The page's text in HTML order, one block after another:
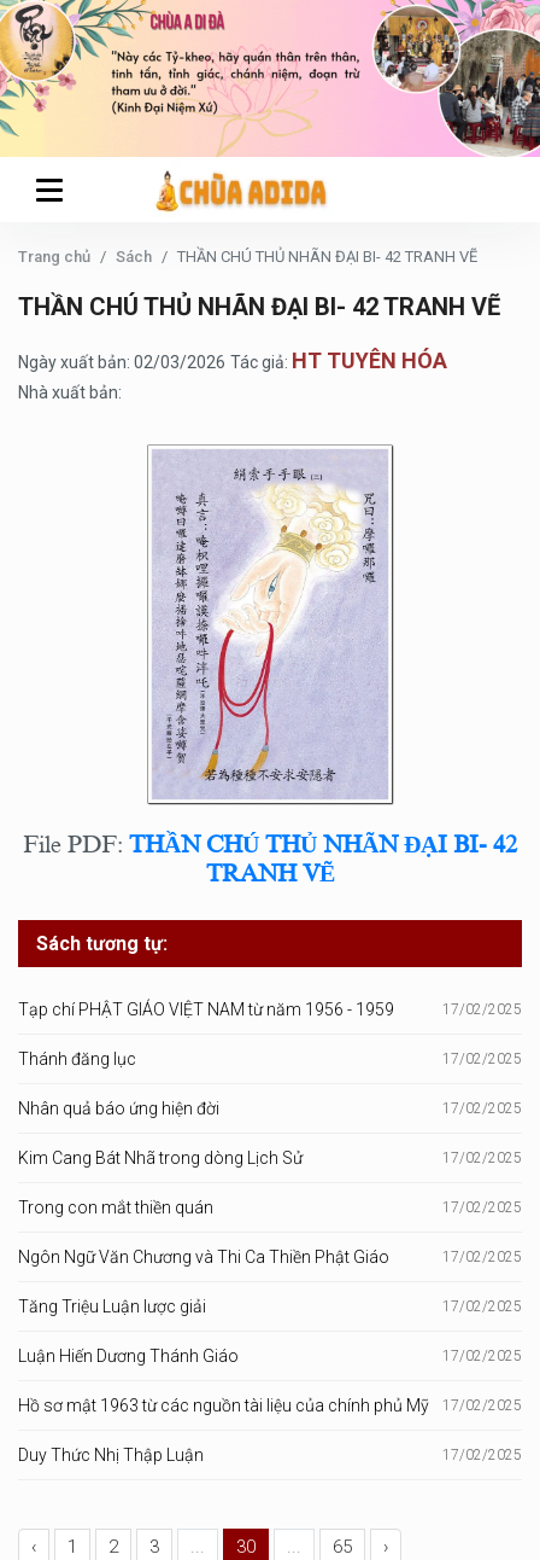
Trang chủ Sách THẦN CHÚ THỦ NHÃN ĐẠI BI- 42 TRANH VẼ
THẦN CHÚ THỦ NHÃN ĐẠI BI- 42 TRANH VẼ
Ngày xuất bản: 02/03/2026 Tác giả: HT TUYÊN HÓA
Nhà xuất bản:
File PDF: THẦN CHÚ THỦ NHÃN ĐẠI BI- 42
TRANH VẼ
Sách tương tự:
Tạp chí PHẬT GIÁO VIỆT NAM từ năm 1956 - 1959 17/02/2025
Thánh đăng lục 17/02/2025
Nhân quả báo ứng hiện đời 17/02/2025
Kim Cang Bát Nhã trong dòng Lịch Sử 17/02/2025
Trong con mắt thiền quán 17/02/2025
Ngôn Ngữ Văn Chương và Thi Ca Thiền Phật Giáo 17/02/2025
Tăng Triệu Luận lược giải 17/02/2025
Luận Hiến Dương Thánh Giáo 17/02/2025
Hồ sơ mật 1963 từ các nguồn tài liệu của chính phủ Mỹ 17/02/2025
Duy Thức Nhị Thập Luận 17/02/2025
‹ 1 2 3 ... 30 ... 65 ›